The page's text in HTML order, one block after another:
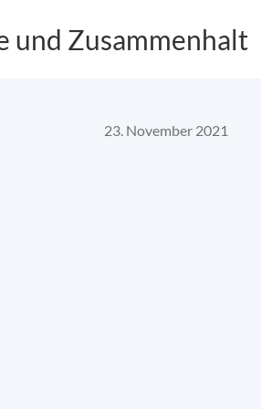
und Zusammenhalt
23. November 2021